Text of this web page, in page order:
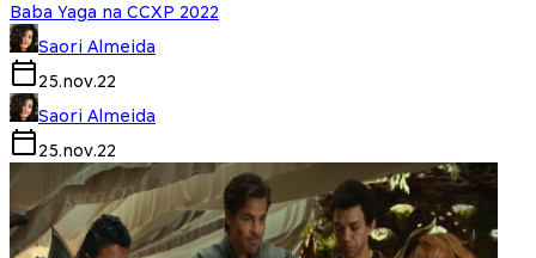
Baba Yaga na CCXP 2022
Saori Almeida
25.nov.22
Saori Almeida
25.nov.22